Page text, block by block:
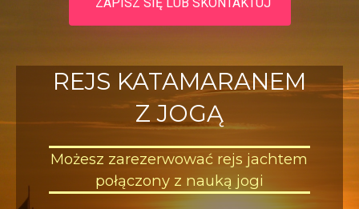
REJS KATAMARANEM
Z JOGĄ
Możesz zarezerwować rejs jachtem
połączony z nauką jogi